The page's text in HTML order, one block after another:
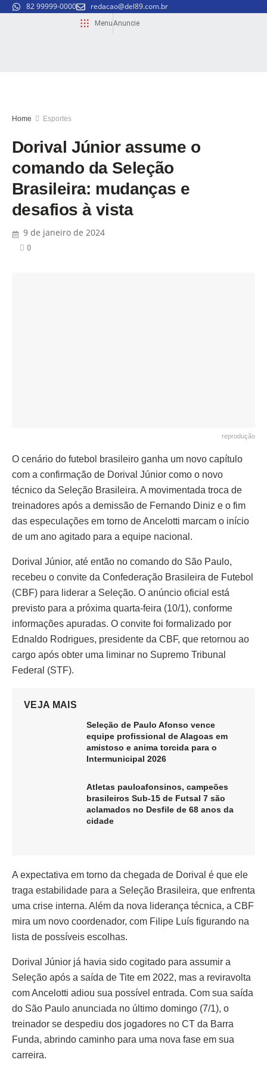
82 99999-0000 redacao@del89.com.br
MenuAnuncie
Home Esportes
Dorival Júnior assume o
comando da Seleção
Brasileira: mudanças e
desafios à vista
9 de janeiro de 2024
0
reprodução
O cenário do futebol brasileiro ganha um novo capítulo
com a confirmação de Dorival Júnior como o novo
técnico da Seleção Brasileira. A movimentada troca de
treinadores após a demissão de Fernando Diniz e o fim
das especulações em torno de Ancelotti marcam o início
de um ano agitado para a equipe nacional.
Dorival Júnior, até então no comando do São Paulo,
recebeu o convite da Confederação Brasileira de Futebol
(CBF) para liderar a Seleção. O anúncio oficial está
previsto para a próxima quarta-feira (10/1), conforme
informações apuradas. O convite foi formalizado por
Ednaldo Rodrigues, presidente da CBF, que retornou ao
cargo após obter uma liminar no Supremo Tribunal
Federal (STF).
VEJA MAIS
Seleção de Paulo Afonso vence
equipe profissional de Alagoas em
amistoso e anima torcida para o
Intermunicipal 2026
Atletas pauloafonsinos, campeões
brasileiros Sub-15 de Futsal 7 são
aclamados no Desfile de 68 anos da
cidade
A expectativa em torno da chegada de Dorival é que ele
traga estabilidade para a Seleção Brasileira, que enfrenta
uma crise interna. Além da nova liderança técnica, a CBF
mira um novo coordenador, com Filipe Luís figurando na
lista de possíveis escolhas.
Dorival Júnior já havia sido cogitado para assumir a
Seleção após a saída de Tite em 2022, mas a reviravolta
com Ancelotti adiou sua possível entrada. Com sua saída
do São Paulo anunciada no último domingo (7/1), o
treinador se despediu dos jogadores no CT da Barra
Funda, abrindo caminho para uma nova fase em sua
carreira.